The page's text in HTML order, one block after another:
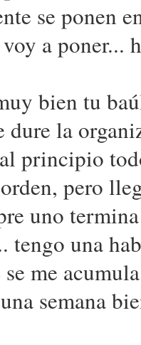
se ponen
a poner...
bien tu
dure la
principio
pero
uno
tengo una
me
semana